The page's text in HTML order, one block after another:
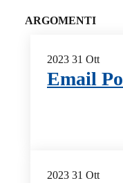
ARGOMENTI
2023 31 Ott
Email
2023 31 Ott